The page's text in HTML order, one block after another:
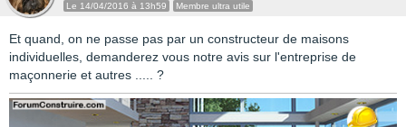
Le 14/04/2016 à 13h59 Membre ultra utile
Et quand, on ne passe pas par un constructeur de maisons
individuelles, demanderez vous notre avis sur l'entreprise de
maçonnerie et autres ..... ?